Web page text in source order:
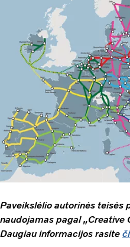
Paveikslėlio autorinės teisės
naudojamas pagal „Creative
Daugiau informacijos rasite